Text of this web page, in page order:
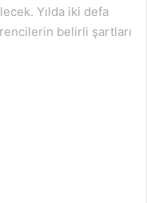
Yılda iki defa
belirli şartları